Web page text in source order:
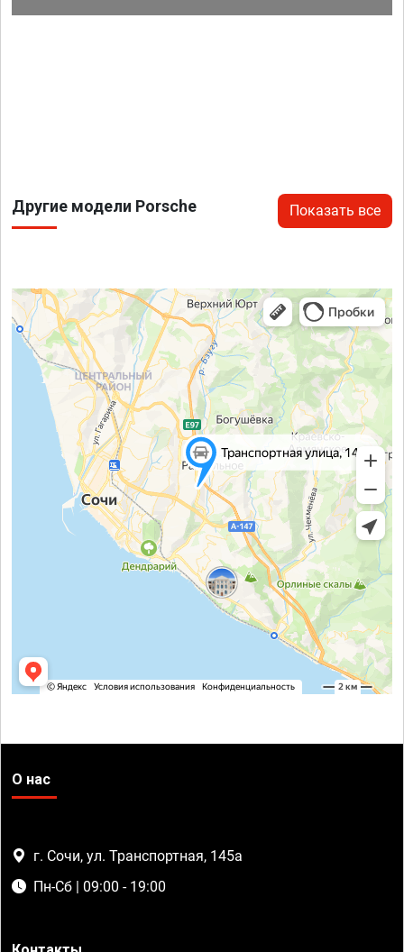
Другие модели Porsche Показать все
О нас
г. Сочи, ул. Транспортная, 145а
Пн-Сб | 09:00 - 19:00